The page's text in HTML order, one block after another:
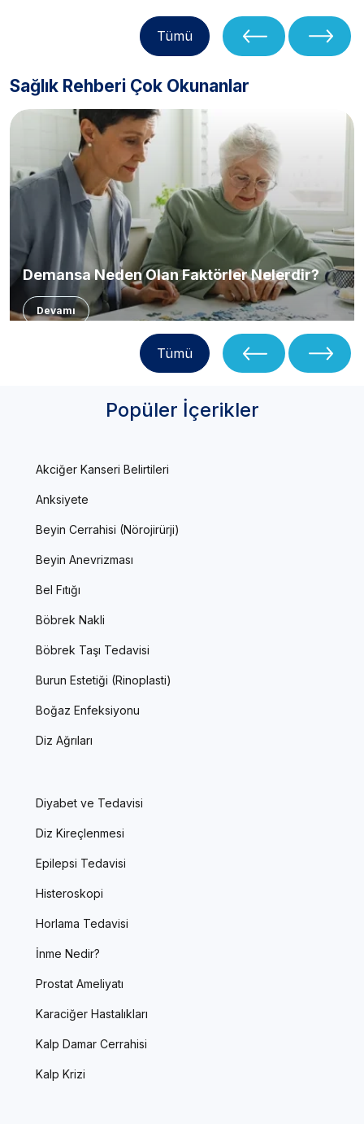
Tümü
Sağlık Rehberi Çok Okunanlar
Demansa Neden Olan Faktörler Nelerdir?
Devamı
Tümü
Popüler İçerikler
Akciğer Kanseri Belirtileri
Anksiyete
Beyin Cerrahisi (Nörojirürji)
Beyin Anevrizması
Bel Fıtığı
Böbrek Nakli
Böbrek Taşı Tedavisi
Burun Estetiği (Rinoplasti)
Boğaz Enfeksiyonu
Diz Ağrıları
Diyabet ve Tedavisi
Diz Kireçlenmesi
Epilepsi Tedavisi
Histeroskopi
Horlama Tedavisi
İnme Nedir?
Prostat Ameliyatı
Karaciğer Hastalıkları
Kalp Damar Cerrahisi
Kalp Krizi